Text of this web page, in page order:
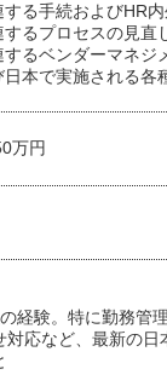
る手続およびHR
るプロセスの見直
るベンダーマネジ
本で実施される各
万円
経験。特に勤務管
対応など、最新の